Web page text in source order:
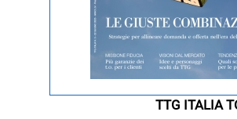
TTG ITALIA